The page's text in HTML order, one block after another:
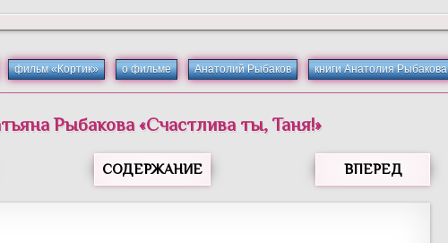
фильм «Кортик» о фильме Анатолий Рыбаков книги Анатолия Рыбакова
Рыбакова «Счастлива ты, Таня!»
СОДЕРЖАНИЕ ВПЕРЕД